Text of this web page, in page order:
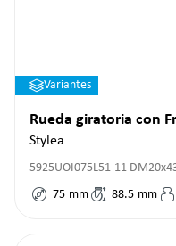
Variantes
Rueda giratoria con
Stylea
5925UOI075L51-11
75 mm 88.5 mm